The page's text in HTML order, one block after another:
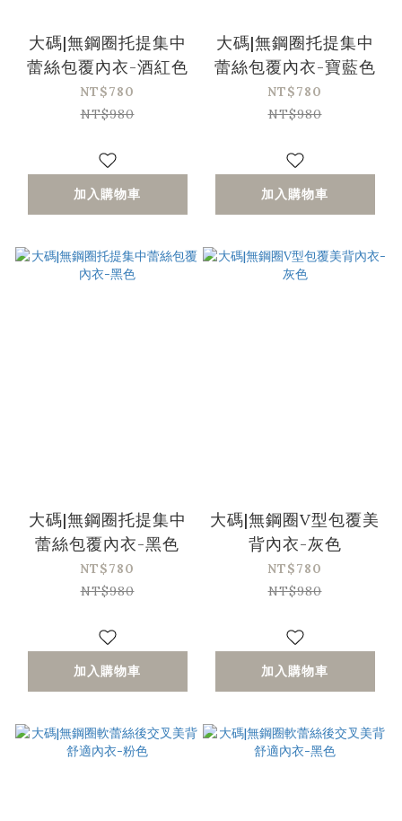
大碼|無鋼圈托提集中
蕾絲包覆內衣-酒紅色
NT$780
NT$980
加入購物車
大碼|無鋼圈托提集中
蕾絲包覆內衣-寶藍色
NT$780
NT$980
加入購物車
大碼|無鋼圈托提集中
蕾絲包覆內衣-黑色
NT$780
NT$980
加入購物車
大碼|無鋼圈V型包覆美
背內衣-灰色
NT$780
NT$980
加入購物車